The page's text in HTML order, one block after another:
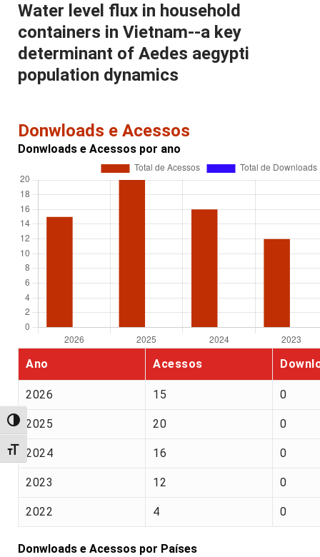
Alternar alto contraste
Alternar tamanho da fonte
Water level flux in household
containers in Vietnam--a key
determinant of Aedes aegypti
population dynamics
Donwloads e Acessos
Donwloads e Acessos por ano
Ano Acessos
2026 15 0
2025 20 0
2024 16 0
2023 12 0
2022 4 0
Donwloads e Acessos por Países